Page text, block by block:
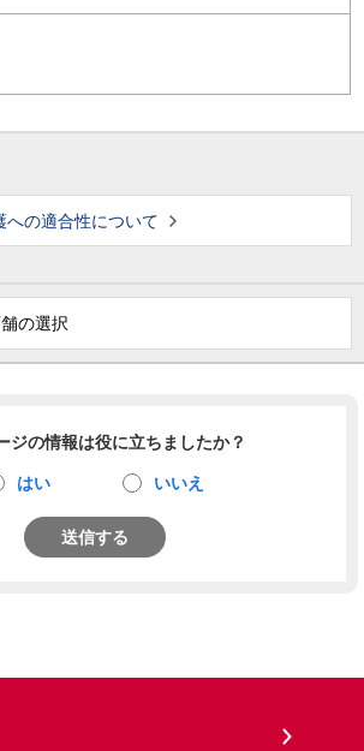
への適合性について
の選択
ジの情報は役に立ちましたか？
はい いいえ
送信する